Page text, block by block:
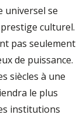
universel se
culturel.
pas seulement
de puissance.
siècles à une
le plus
institutions